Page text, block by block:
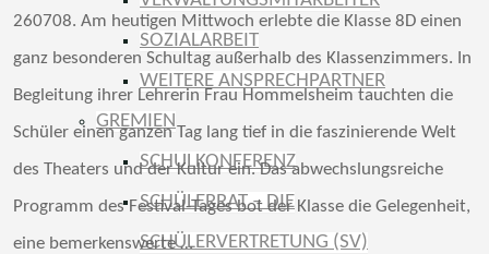
SOZIALARBEIT
WEITERE ANSPRECHPARTNER
GREMIEN
SCHULKONFERENZ
SCHÜLERRAT – DIE
SCHÜLERVERTRETUNG (SV)
260708. Am heutigen Mittwoch erlebte die Klasse 8D einen
ganz besonderen Schultag außerhalb des Klassenzimmers. In
Begleitung ihrer Lehrerin Frau Hommelsheim tauchten die
Schüler einen ganzen Tag lang tief in die faszinierende Welt
des Theaters und der Kultur ein. Das abwechslungsreiche
Programm des Festival-Tages bot der Klasse die Gelegenheit,
eine bemerkenswerte …